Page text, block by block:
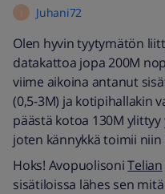
Juhani72
Olen hyvin tyytymätön
datakattoa jopa 200M
viime aikoina antanut
(0,5-3M) ja kotipihallakin
päästä kotoa 130M
joten kännykkä toimii niin
Hoks! AvopuolisoniTelian
sisätiloissa lähes sen